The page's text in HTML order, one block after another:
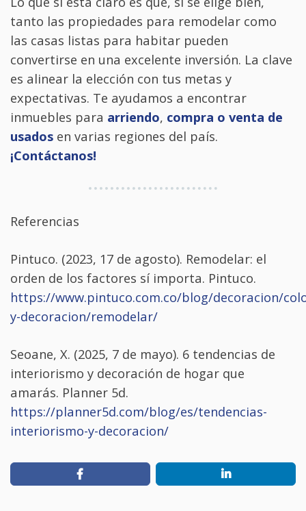
tanto las propiedades para remodelar como
las casas listas para habitar pueden
convertirse en una excelente inversión. La clave
es alinear la elección con tus metas y
expectativas. Te ayudamos a encontrar
inmuebles para arriendo, compra o venta de
usados en varias regiones del país.
¡Contáctanos!
Referencias
Pintuco. (2023, 17 de agosto). Remodelar: el
orden de los factores sí importa. Pintuco.
https://www.pintuco.com.co/blog/decoracion/
y-decoracion/remodelar/
Seoane, X. (2025, 7 de mayo). 6 tendencias de
interiorismo y decoración de hogar que
amarás. Planner 5d.
https://planner5d.com/blog/es/tendencias-
interiorismo-y-decoracion/